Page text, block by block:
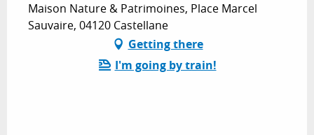
Maison Nature & Patrimoines, Place Marcel
Sauvaire, 04120 Castellane
Getting there
I'm going by train!